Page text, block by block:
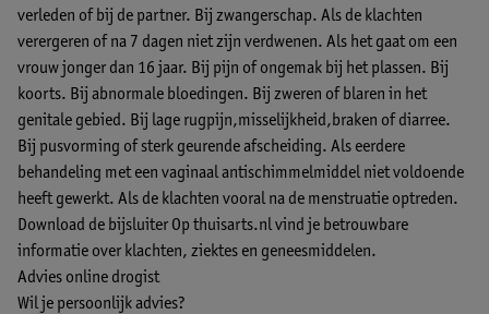
verleden of bij de partner. Bij zwangerschap. Als de klachten
verergeren of na 7 dagen niet zijn verdwenen. Als het gaat om een
vrouw jonger dan 16 jaar. Bij pijn of ongemak bij het plassen. Bij
koorts. Bij abnormale bloedingen. Bij zweren of blaren in het
genitale gebied. Bij lage rugpijn,misselijkheid,braken of diarree.
Bij pusvorming of sterk geurende afscheiding. Als eerdere
behandeling met een vaginaal antischimmelmiddel niet voldoende
heeft gewerkt. Als de klachten vooral na de menstruatie optreden.
Download de bijsluiter Op thuisarts.nl vind je betrouwbare
informatie over klachten, ziektes en geneesmiddelen.
Advies online drogist
Wil je persoonlijk advies?